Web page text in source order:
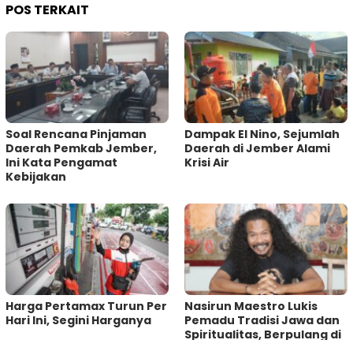
POS TERKAIT
‎Soal Rencana Pinjaman
Daerah Pemkab Jember,
Ini Kata Pengamat
Kebijakan ‎
Dampak El Nino, Sejumlah
Daerah di Jember Alami
Krisi Air
Harga Pertamax Turun Per
Hari Ini, Segini Harganya
‎Nasirun Maestro Lukis
Pemadu Tradisi Jawa dan
Spiritualitas, Berpulang di